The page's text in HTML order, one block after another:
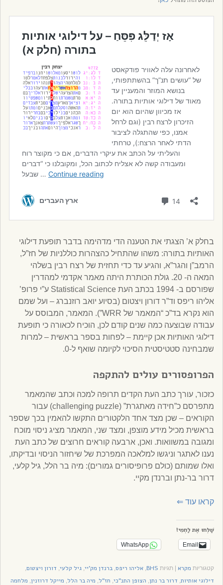
בחלק א’ הצגתי את הטענה הדי מדהימה בדבר תופעת דילוגי
האותיות בתורה: משהו שהתחיל כהצהרות כוללניות של חז”ל,
הרמב”ן והגר”א, והגיע עד כדי תחזית של רצח רבין בשלהי
המאה ה- 20. גולת הכותרת היתה מאמר אקדמי למהדרין
שפורסם ב- 1994 בכתב העת Statistical Science ע”י פרופ’
אליהו ריפס וד”ר דורון ויצטום (בסיוע יואב רוזנברג – ועל שמם
הוא נקרא בד”כ “המאמר של WRR”). המאמר, המבוסס על
עבודה שבוצעה כמה שנים קודם לכן, הוכיח לכאורה כי תופעת
דילוגי האותיות אכן קיימת – לפחות בספר בראשית – למרות
שמבחינה סטטיסטית הסיכוי לקיומה שואף ל-0.
הפרופסורים עולים להתקפה
כזכור, עורך כתב העת הקדים תרופה למכה וכתב שהמאמר
מתפרסם כ”חידה מאתגרת” (challenging puzzle) עבור
הקוראים – שכן מצד אחד הלקטורים התקשו להאמין בכך שספר
בראשית מכיל מידע מוצפן, ומצד שני, המאמר מציג ניסוי מוכח
ומגובה במשוואות. ואכן, ארבעה קוראים חרוצים של כתב העת
נענו לאתגר וניגשו למלאכה המפרכת של שיחזור הניסוי ובדיקתו,
ואלו שמותם (כולם פרופיסורים גמורים): מיה בר הלל, גיל קלעי,
דרור בר-נתן וברנדן מקיי.
קראו עוד⇐
שַׁלְּחוּ אֶת לַחְמִי!
Email
WhatsApp
קטגוריות מקרא |תגיות BHS
,אליהו ריפס,ברנדן מק'יי,גיל קלעי, דורון ויצטום,
דילוגי אותיות, דרור בר נתן, הצופן התנ"כי, חז"ל, מיה בר הלל, מייקל דרוזנין, מלחמה